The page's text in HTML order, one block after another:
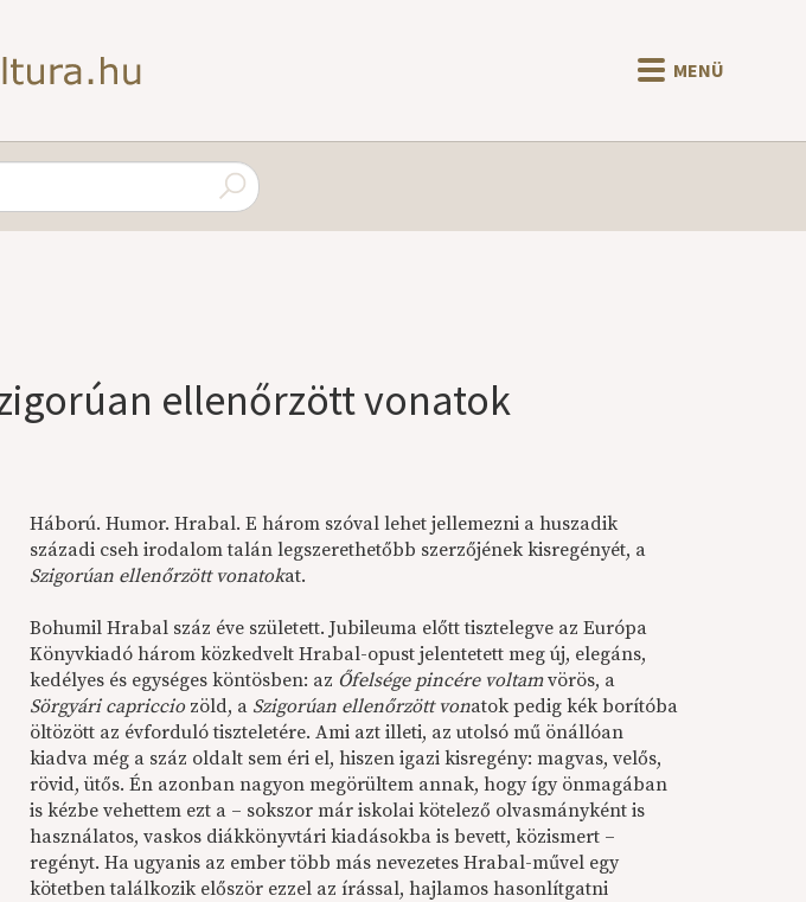
MENÜ
ellenőrzött vonatok
Háború. Humor. Hrabal. E három szóval lehet jellemezni a huszadik
századi cseh irodalom talán legszerethetőbb szerzőjének kisregényét, a
Szigorúan ellenőrzött vonatokat.
Bohumil Hrabal száz éve született. Jubileuma előtt tisztelegve az Európa
Könyvkiadó három közkedvelt Hrabal-opust jelentetett meg új, elegáns,
kedélyes és egységes köntösben: az Őfelsége pincére voltamvörös, a
Sörgyári capriccio zöld, a Szigorúan ellenőrzött vonatok pedig kék borítóba
öltözött az évforduló tiszteletére. Ami azt illeti, az utolsó mű önállóan
kiadva még a száz oldalt sem éri el, hiszen igazi kisregény: magvas, velős,
rövid, ütős. Én azonban nagyon megörültem annak, hogy így önmagában
is kézbe vehettem ezt a – sokszor már iskolai kötelező olvasmányként is
használatos, vaskos diákkönyvtári kiadásokba is bevett, közismert –
regényt. Ha ugyanis az ember több más nevezetes Hrabal-művel egy
kötetben találkozik először ezzel az írással, hajlamos hasonlítgatni